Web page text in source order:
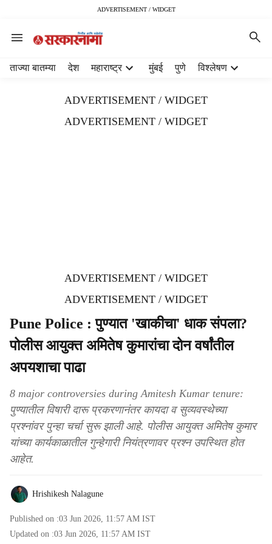
ADVERTISEMENT / WIDGET
ताज्या बातम्या देश महाराष्ट्र मुंबई पुणे विश्लेषण
ADVERTISEMENT / WIDGET
ADVERTISEMENT / WIDGET
ADVERTISEMENT / WIDGET
ADVERTISEMENT / WIDGET
Pune Police : पुण्यात 'खाकीचा' धाक संपला?
पोलीस आयुक्त अमितेष कुमारांचा दोन वर्षांतील
अपयशाचा पाढा
8 major controversies during Amitesh Kumar tenure:
पुण्यातील विषारी दारू प्रकरणानंतर कायदा व सुव्यवस्थेच्या
प्रश्नांवर पुन्हा चर्चा सुरू झाली आहे. पोलीस आयुक्त अमितेष कुमार
यांच्या कार्यकाळातील गुन्हेगारी नियंत्रणावर प्रश्न उपस्थित होत
आहेत.
Hrishikesh Nalagune
Published on :03 Jun 2026, 11:57 AM IST
Updated on :03 Jun 2026, 11:57 AM IST